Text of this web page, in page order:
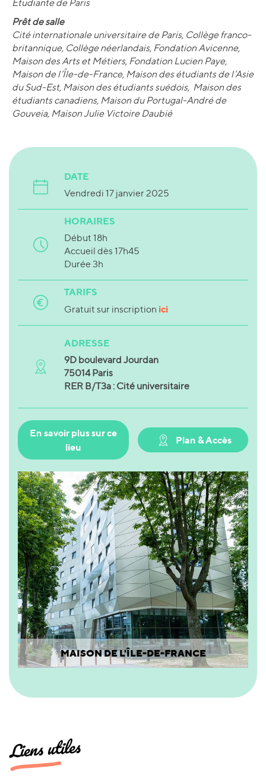
Étudiante de Paris
Prêt de salle
Cité internationale universitaire de Paris, Collège franco-
britannique, Collège néerlandais, Fondation Avicenne,
Maison des Arts et Métiers, Fondation Lucien Paye,
Maison de l’Île-de-France, Maison des étudiants de l’Asie
du Sud-Est, Maison des étudiants suédois, Maison des
étudiants canadiens, Maison du Portugal-André de
Gouveia, Maison Julie Victoire Daubié
DATE
Vendredi 17 janvier 2025
HORAIRES
Début 18h
Accueil dès 17h45
Durée 3h
TARIFS
Gratuit sur inscription ici
ADRESSE
9D boulevard Jourdan
75014 Paris
RER B/T3a : Cité universitaire
En savoir plus sur ce
lieu
Plan & Accès
MAISON DE L'ÎLE-DE-FRANCE
Liens utiles